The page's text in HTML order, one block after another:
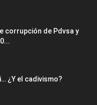
corrupción de Pdvsa y
¿Y el cadivismo?